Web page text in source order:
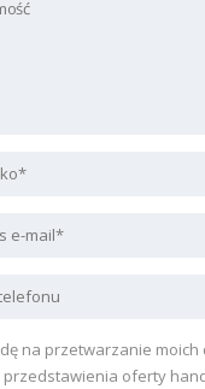
na przetwarzanie moich
przedstawienia oferty